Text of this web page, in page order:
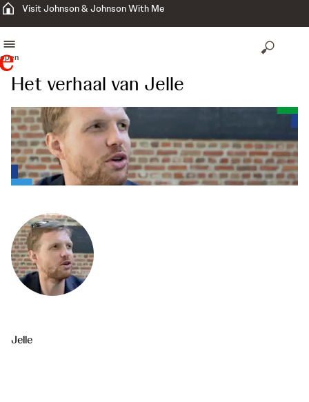
Visit Johnson & Johnson With Me
open
Het verhaal van Jelle
Jelle